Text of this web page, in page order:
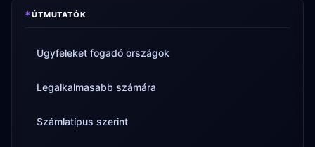
*ÚTMUTATÓK
Ügyfeleket fogadó országok
Legalkalmasabb számára
Számlatípus szerint